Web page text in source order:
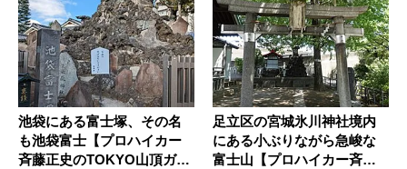
池袋にある富士塚、その名
も池袋富士【プロハイカー
斉藤正史のTOKYO山頂ガイ
足立区の宮城氷川神社境内
にある小ぶりながら急峻な
富士山【プロハイカー斉藤